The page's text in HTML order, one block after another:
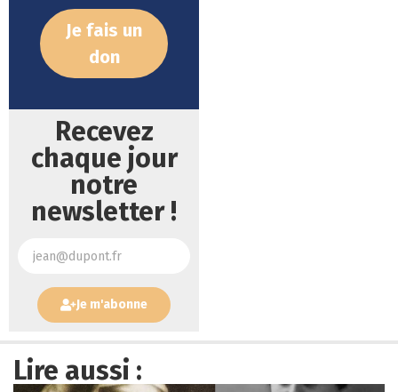
Je fais un
don
Recevez
chaque jour
notre
newsletter !
Je m'abonne
Lire aussi :